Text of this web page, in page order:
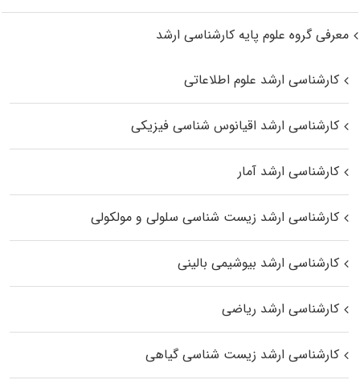
معرفی گروه علوم پایه کارشناسی ارشد
کارشناسی ارشد علوم اطلاعاتی
کارشناسی ارشد اقیانوس‌ شناسی فیزیکی
کارشناسی ارشد آمار
کارشناسی ارشد زیست شناسی سلولی و مولکولی
کارشناسی ارشد بیوشیمی بالینی
کارشناسی ارشد ریاضی
کارشناسی ارشد زیست‌ شناسی گیاهی